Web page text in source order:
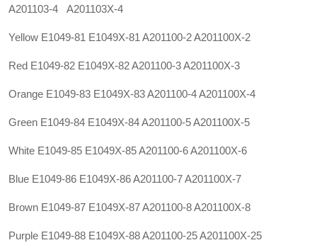
A201103-4 A201103X-4
Yellow E1049-81 E1049X-81 A201100-2 A201100X-2
Red E1049-82 E1049X-82 A201100-3 A201100X-3
Orange E1049-83 E1049X-83 A201100-4 A201100X-4
Green E1049-84 E1049X-84 A201100-5 A201100X-5
White E1049-85 E1049X-85 A201100-6 A201100X-6
Blue E1049-86 E1049X-86 A201100-7 A201100X-7
Brown E1049-87 E1049X-87 A201100-8 A201100X-8
Purple E1049-88 E1049X-88 A201100-25 A201100X-25